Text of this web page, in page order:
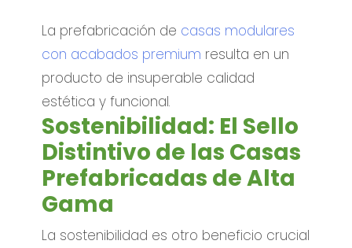
La prefabricación de casas modulares
con acabados premium resulta en un
producto de insuperable calidad
estética y funcional.
Sostenibilidad: El Sello
Distintivo de las Casas
Prefabricadas de Alta
Gama
La sostenibilidad es otro beneficio crucial